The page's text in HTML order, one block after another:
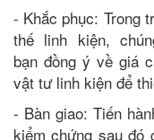
- Khắc phục: Trong
thế linh kiện,
bạn đồng ý về giá
vật tư linh kiện để
- Bàn giao: Tiến
kiểm chứng sau đó